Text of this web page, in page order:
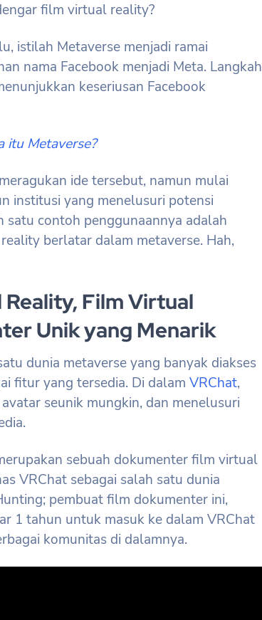
film virtual reality?
istilah Metaverse menjadi ramai
nama Facebook menjadi Meta. Langkah
keseriusan Facebook
itu Metaverse?
ide tersebut, namun mulai
institusi yang menelusuri potensi
satu contoh penggunaannya adalah
berlatar dalam metaverse. Hah,
Film Virtual
Unik yang Menarik
dunia metaverse yang banyak diakses
fitur yang tersedia. Di dalam VRChat,
seunik mungkin, dan menelusuri
sebuah dokumenter film virtual
VRChat sebagai salah satu dunia
pembuat film dokumenter ini,
1 tahun untuk masuk ke dalam VRChat
komunitas di dalamnya.